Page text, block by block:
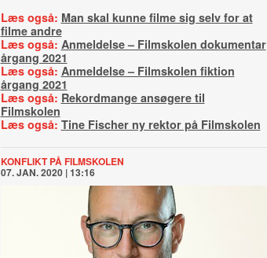
Læs også: Man skal kunne filme sig selv for at
filme andre
Læs også: Anmeldelse – Filmskolen dokumentar
årgang 2021
Læs også: Anmeldelse – Filmskolen fiktion
årgang 2021
Læs også: Rekordmange ansøgere til
Filmskolen
Læs også: Tine Fischer ny rektor på Filmskolen
KONFLIKT PÅ FILMSKOLEN
07. JAN. 2020 | 13:16